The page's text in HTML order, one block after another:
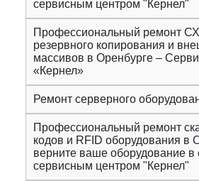
сервисным центром "Кернел"
Профессиональный ремонт
резервного копирования и
массивов в Оренбурге –
«Кернел»
Ремонт серверного
Профессиональный ремонт
кодов и RFID оборудования в
верните ваше оборудование в
сервисным центром "Кернел"